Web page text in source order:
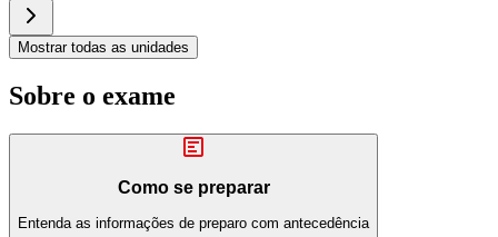
Mostrar todas as unidades
Sobre o exame
Como se preparar
Entenda as informações de preparo com antecedência